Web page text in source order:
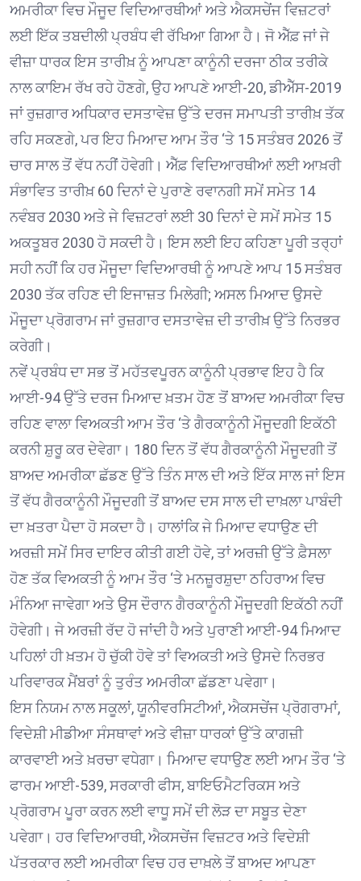
ਅਮਰੀਕਾ ਵਿਚ ਮੌਜੂਦ ਵਿਦਿਆਰਥੀਆਂ ਅਤੇ ਐਕਸਚੇਂਜ ਵਿਜ਼ਟਰਾਂ
ਲਈ ਇੱਕ ਤਬਦੀਲੀ ਪ੍ਰਬੰਧ ਵੀ ਰੱਖਿਆ ਗਿਆ ਹੈ। ਜੋ ਐੱਫ਼ ਜਾਂ ਜੇ
ਵੀਜ਼ਾ ਧਾਰਕ ਇਸ ਤਾਰੀਖ਼ ਨੂੰ ਆਪਣਾ ਕਾਨੂੰਨੀ ਦਰਜਾ ਠੀਕ ਤਰੀਕੇ
ਨਾਲ ਕਾਇਮ ਰੱਖ ਰਹੇ ਹੋਣਗੇ, ਉਹ ਆਪਣੇ ਆਈ-20, ਡੀਐੱਸ-2019
ਜਾਂ ਰੁਜ਼ਗਾਰ ਅਧਿਕਾਰ ਦਸਤਾਵੇਜ਼ ਉੱਤੇ ਦਰਜ ਸਮਾਪਤੀ ਤਾਰੀਖ਼ ਤੱਕ
ਰਹਿ ਸਕਣਗੇ, ਪਰ ਇਹ ਮਿਆਦ ਆਮ ਤੌਰ ‘ਤੇ 15 ਸਤੰਬਰ 2026 ਤੋਂ
ਚਾਰ ਸਾਲ ਤੋਂ ਵੱਧ ਨਹੀਂ ਹੋਵੇਗੀ। ਐੱਫ਼ ਵਿਦਿਆਰਥੀਆਂ ਲਈ ਆਖ਼ਰੀ
ਸੰਭਾਵਿਤ ਤਾਰੀਖ਼ 60 ਦਿਨਾਂ ਦੇ ਪੁਰਾਣੇ ਰਵਾਨਗੀ ਸਮੇਂ ਸਮੇਤ 14
ਨਵੰਬਰ 2030 ਅਤੇ ਜੇ ਵਿਜ਼ਟਰਾਂ ਲਈ 30 ਦਿਨਾਂ ਦੇ ਸਮੇਂ ਸਮੇਤ 15
ਅਕਤੂਬਰ 2030 ਹੋ ਸਕਦੀ ਹੈ। ਇਸ ਲਈ ਇਹ ਕਹਿਣਾ ਪੂਰੀ ਤਰ੍ਹਾਂ
ਸਹੀ ਨਹੀਂ ਕਿ ਹਰ ਮੌਜੂਦਾ ਵਿਦਿਆਰਥੀ ਨੂੰ ਆਪਣੇ ਆਪ 15 ਸਤੰਬਰ
2030 ਤੱਕ ਰਹਿਣ ਦੀ ਇਜਾਜ਼ਤ ਮਿਲੇਗੀ; ਅਸਲ ਮਿਆਦ ਉਸਦੇ
ਮੌਜੂਦਾ ਪ੍ਰੋਗਰਾਮ ਜਾਂ ਰੁਜ਼ਗਾਰ ਦਸਤਾਵੇਜ਼ ਦੀ ਤਾਰੀਖ਼ ਉੱਤੇ ਨਿਰਭਰ
ਕਰੇਗੀ।
ਨਵੇਂ ਪ੍ਰਬੰਧ ਦਾ ਸਭ ਤੋਂ ਮਹੱਤਵਪੂਰਨ ਕਾਨੂੰਨੀ ਪ੍ਰਭਾਵ ਇਹ ਹੈ ਕਿ
ਆਈ-94 ਉੱਤੇ ਦਰਜ ਮਿਆਦ ਖ਼ਤਮ ਹੋਣ ਤੋਂ ਬਾਅਦ ਅਮਰੀਕਾ ਵਿਚ
ਰਹਿਣ ਵਾਲਾ ਵਿਅਕਤੀ ਆਮ ਤੌਰ ‘ਤੇ ਗੈਰਕਾਨੂੰਨੀ ਮੌਜੂਦਗੀ ਇਕੱਠੀ
ਕਰਨੀ ਸ਼ੁਰੂ ਕਰ ਦੇਵੇਗਾ। 180 ਦਿਨ ਤੋਂ ਵੱਧ ਗੈਰਕਾਨੂੰਨੀ ਮੌਜੂਦਗੀ ਤੋਂ
ਬਾਅਦ ਅਮਰੀਕਾ ਛੱਡਣ ਉੱਤੇ ਤਿੰਨ ਸਾਲ ਦੀ ਅਤੇ ਇੱਕ ਸਾਲ ਜਾਂ ਇਸ
ਤੋਂ ਵੱਧ ਗੈਰਕਾਨੂੰਨੀ ਮੌਜੂਦਗੀ ਤੋਂ ਬਾਅਦ ਦਸ ਸਾਲ ਦੀ ਦਾਖ਼ਲਾ ਪਾਬੰਦੀ
ਦਾ ਖ਼ਤਰਾ ਪੈਦਾ ਹੋ ਸਕਦਾ ਹੈ। ਹਾਲਾਂਕਿ ਜੇ ਮਿਆਦ ਵਧਾਉਣ ਦੀ
ਅਰਜ਼ੀ ਸਮੇਂ ਸਿਰ ਦਾਇਰ ਕੀਤੀ ਗਈ ਹੋਵੇ, ਤਾਂ ਅਰਜ਼ੀ ਉੱਤੇ ਫ਼ੈਸਲਾ
ਹੋਣ ਤੱਕ ਵਿਅਕਤੀ ਨੂੰ ਆਮ ਤੌਰ ‘ਤੇ ਮਨਜ਼ੂਰਸ਼ੁਦਾ ਠਹਿਰਾਅ ਵਿਚ
ਮੰਨਿਆ ਜਾਵੇਗਾ ਅਤੇ ਉਸ ਦੌਰਾਨ ਗੈਰਕਾਨੂੰਨੀ ਮੌਜੂਦਗੀ ਇਕੱਠੀ ਨਹੀਂ
ਹੋਵੇਗੀ। ਜੇ ਅਰਜ਼ੀ ਰੱਦ ਹੋ ਜਾਂਦੀ ਹੈ ਅਤੇ ਪੁਰਾਣੀ ਆਈ-94 ਮਿਆਦ
ਪਹਿਲਾਂ ਹੀ ਖ਼ਤਮ ਹੋ ਚੁੱਕੀ ਹੋਵੇ ਤਾਂ ਵਿਅਕਤੀ ਅਤੇ ਉਸਦੇ ਨਿਰਭਰ
ਪਰਿਵਾਰਕ ਮੈਂਬਰਾਂ ਨੂੰ ਤੁਰੰਤ ਅਮਰੀਕਾ ਛੱਡਣਾ ਪਵੇਗਾ।
ਇਸ ਨਿਯਮ ਨਾਲ ਸਕੂਲਾਂ, ਯੂਨੀਵਰਸਿਟੀਆਂ, ਐਕਸਚੇਂਜ ਪ੍ਰੋਗਰਾਮਾਂ,
ਵਿਦੇਸ਼ੀ ਮੀਡੀਆ ਸੰਸਥਾਵਾਂ ਅਤੇ ਵੀਜ਼ਾ ਧਾਰਕਾਂ ਉੱਤੇ ਕਾਗਜ਼ੀ
ਕਾਰਵਾਈ ਅਤੇ ਖ਼ਰਚਾ ਵਧੇਗਾ। ਮਿਆਦ ਵਧਾਉਣ ਲਈ ਆਮ ਤੌਰ ‘ਤੇ
ਫਾਰਮ ਆਈ-539, ਸਰਕਾਰੀ ਫੀਸ, ਬਾਇਓਮੈਟਰਿਕਸ ਅਤੇ
ਪ੍ਰੋਗਰਾਮ ਪੂਰਾ ਕਰਨ ਲਈ ਵਾਧੂ ਸਮੇਂ ਦੀ ਲੋੜ ਦਾ ਸਬੂਤ ਦੇਣਾ
ਪਵੇਗਾ। ਹਰ ਵਿਦਿਆਰਥੀ, ਐਕਸਚੇਂਜ ਵਿਜ਼ਟਰ ਅਤੇ ਵਿਦੇਸ਼ੀ
ਪੱਤਰਕਾਰ ਲਈ ਅਮਰੀਕਾ ਵਿਚ ਹਰ ਦਾਖ਼ਲੇ ਤੋਂ ਬਾਅਦ ਆਪਣਾ